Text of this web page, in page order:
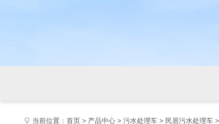
当前位置： 首页 > 产品中心 > 污水处理车 > 民居污水处理车